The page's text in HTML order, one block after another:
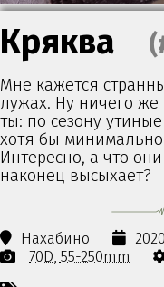
Кряква
Мне кажется
лужах. Ну ничего
ты: по сезону
хотя бы
Интересно, а что
наконец высыхает?
Нахабино
70D 55-250mm